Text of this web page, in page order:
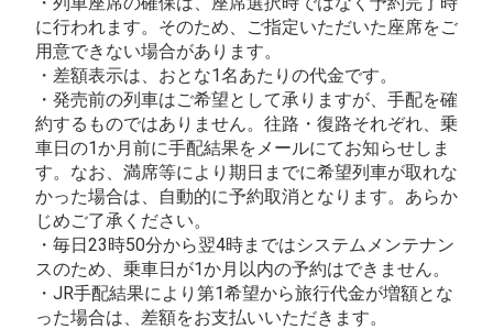
に行われます。そのため、ご指定いただいた座席をご
用意できない場合があります。
・差額表示は、おとな1名あたりの代金です。
・発売前の列車はご希望として承りますが、手配を確
約するものではありません。往路・復路それぞれ、乗
車日の1か月前に手配結果をメールにてお知らせしま
す。なお、満席等により期日までに希望列車が取れな
かった場合は、自動的に予約取消となります。あらか
じめご了承ください。
・毎日23時50分から翌4時まではシステムメンテナン
スのため、乗車日が1か月以内の予約はできません。
・JR手配結果により第1希望から旅行代金が増額とな
った場合は、差額をお支払いいただきます。